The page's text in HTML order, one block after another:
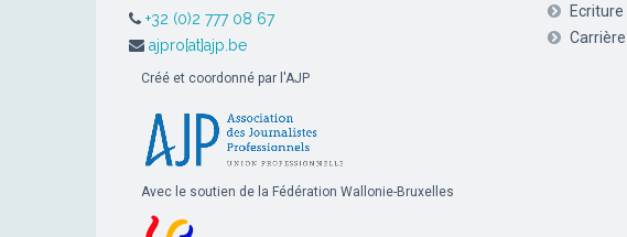
+32 (0)2 777 08 67
ajpro[at]ajp.be
Créé et coordonné par l'AJP
Avec le soutien de la Fédération Wallonie-Bruxelles
Ecriture